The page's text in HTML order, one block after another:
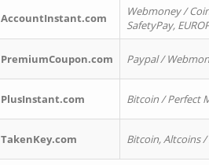
AccountInstant.com
Webmoney /
SafetyPay,
PremiumCoupon.com Paypal /
PlusInstant.com Bitcoin / Perfect
TakenKey.com Bitcoin, Altcoins /